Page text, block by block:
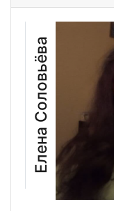
Елена Соловьёва